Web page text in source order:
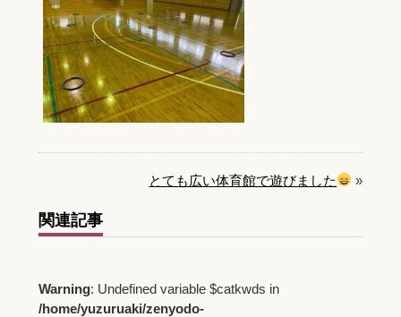
とても広い体育館で遊びました »
関連記事
Warning: Undefined variable $catkwds in
/home/yuzuruaki/zenyodo-